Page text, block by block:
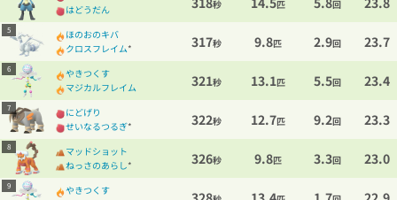
はどうだん
秒 匹 回
5
ほのおのキバ
クロスフレイム* 317秒 9.8匹 2.9回 23.7
6
やきつくす
マジカルフレイム
321秒 13.1匹 5.5回 23.4
7
にどげり
せいなるつるぎ* 322秒 12.7匹 9.2回 23.3
8
マッドショット
ねっさのあらし* 326秒 9.8匹 3.3回 23.0
9
やきつくす